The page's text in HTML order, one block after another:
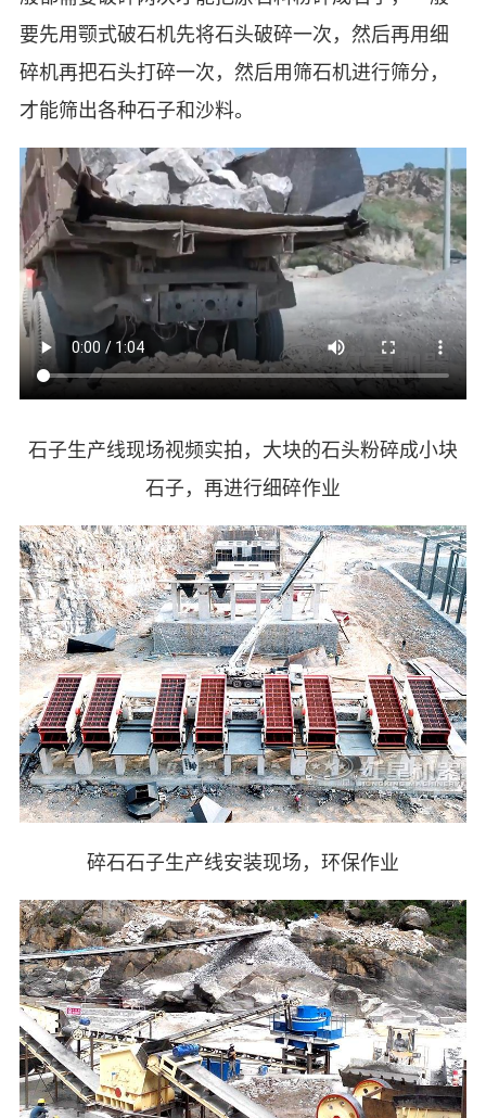
要先用颚式破石机先将石头破碎一次，然后再用细
碎机再把石头打碎一次，然后用筛石机进行筛分，
才能筛出各种石子和沙料。
石子生产线现场视频实拍，大块的石头粉碎成小块
石子，再进行细碎作业
碎石石子生产线安装现场，环保作业